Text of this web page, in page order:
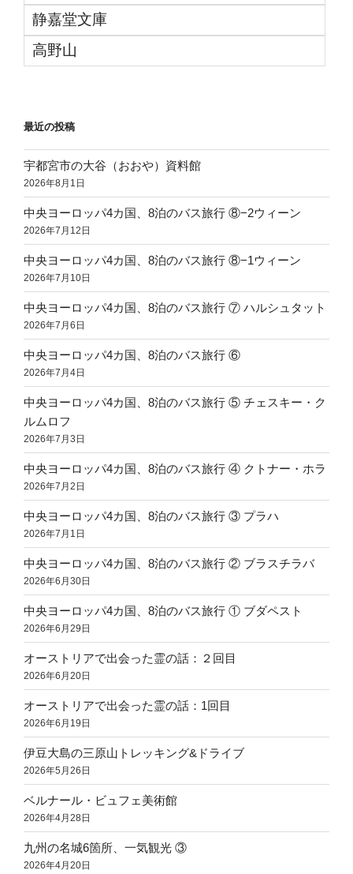
静嘉堂文庫
高野山
最近の投稿
宇都宮市の大谷（おおや）資料館
2026年8月1日
中央ヨーロッパ4カ国、8泊のバス旅行 ⑧−2ウィーン
2026年7月12日
中央ヨーロッパ4カ国、8泊のバス旅行 ⑧−1ウィーン
2026年7月10日
中央ヨーロッパ4カ国、8泊のバス旅行 ⑦ ハルシュタット
2026年7月6日
中央ヨーロッパ4カ国、8泊のバス旅行 ⑥
2026年7月4日
中央ヨーロッパ4カ国、8泊のバス旅行 ⑤ チェスキー・ク
ルムロフ
2026年7月3日
中央ヨーロッパ4カ国、8泊のバス旅行 ④ クトナー・ホラ
2026年7月2日
中央ヨーロッパ4カ国、8泊のバス旅行 ③ プラハ
2026年7月1日
中央ヨーロッパ4カ国、8泊のバス旅行 ② ブラスチラバ
2026年6月30日
中央ヨーロッパ4カ国、8泊のバス旅行 ① ブダペスト
2026年6月29日
オーストリアで出会った霊の話：２回目
2026年6月20日
オーストリアで出会った霊の話：1回目
2026年6月19日
伊豆大島の三原山トレッキング&ドライブ
2026年5月26日
ベルナール・ビュフェ美術館
2026年4月28日
九州の名城6箇所、一気観光 ③
2026年4月20日